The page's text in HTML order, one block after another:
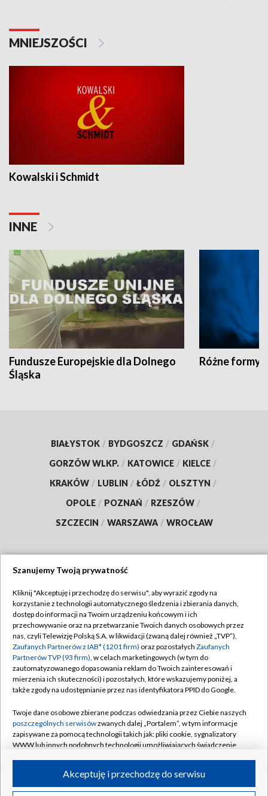
MNIEJSZOŚCI
Kowalski i Schmidt
INNE
Fundusze Europejskie dla Dolnego
Śląska
Różne formy
BIAŁYSTOK / BYDGOSZCZ / GDAŃSK /
GORZÓW WLKP. / KATOWICE / KIELCE /
KRAKÓW / LUBLIN / ŁÓDŹ / OLSZTYN /
OPOLE / POZNAŃ / RZESZÓW /
SZCZECIN / WARSZAWA / WROCŁAW
TVP
Abonament TVP
Emisja w TVP
Centrum informacji TVP
Naziemna Telewizja Cyfrowa
Rada Programowa
System NOS
Informacje o nadawcy
Program dla prasy
Regulamin TVP
Polityka prywatności
Moje zgody
Pomoc
Kontakt
Kanały
©2026 Telewizja Polska S.A. w likwidacji
Szanujemy Twoją prywatność
Kliknij "Akceptuję i przechodzę do serwisu", aby wyrazić zgody na
korzystanie z technologii automatycznego śledzenia i zbierania danych,
dostęp do informacji na Twoim urządzeniu końcowym i ich
przechowywanie oraz na przetwarzanie Twoich danych osobowych przez
nas, czyli Telewizję Polską S.A. w likwidacji (zwaną dalej również „TVP”),
Zaufanych Partnerów z IAB* (1201 firm) oraz pozostałych Zaufanych
Partnerów TVP (93 firm), w celach marketingowych (w tym do
zautomatyzowanego dopasowania reklam do Twoich zainteresowań i
mierzenia ich skuteczności) i pozostałych, które wskazujemy poniżej, a
także zgody na udostępnianie przez nas identyfikatora PPID do Google.
Twoje dane osobowe zbierane podczas odwiedzania przez Ciebie naszych
poszczególnych serwisówzwanych dalej „Portalem”, w tym informacje
zapisywane za pomocą technologii takich jak: pliki cookie, sygnalizatory
WWW lub innych podobnych technologii umożliwiających świadczenie
ruchu w Internecie.Akceptuję i przechodzę do serwisu